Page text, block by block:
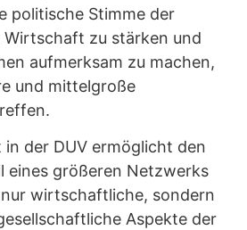
politische Stimme der
zu stärken und
aufmerksam zu machen,
und mittelgroße
der DUV ermöglicht den
eines größeren Netzwerks
wirtschaftliche, sondern
Aspekte der